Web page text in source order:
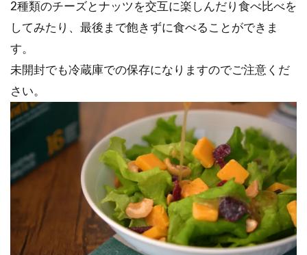
2種類のチーズとナッツを交互に楽しんだり食べ比べを
してみたり、最後まで飽きずに食べることができま
す。
未開封でも冷蔵庫での保存になりますのでご注意くだ
さい。